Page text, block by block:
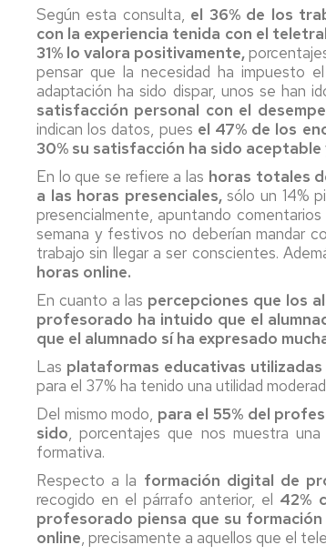
Candidatura
PAS
Funcionario
2019
Candidatura
PAS
2019
Candidatura
PDI
Funcionario
2919
Según esta consulta, el 36% de los
con la experiencia tenida con el
31% lo valora positivamente,
pensar que la necesidad ha impuesto
adaptación ha sido dispar, unos se han
satisfacción personal con el
indican los datos, pues el 47% de los
30% su satisfacción ha sido
En lo que se refiere a las horas totales
a las horas presenciales,sólo un 14%
presencialmente, apuntando
semana y festivos no deberían mandar
trabajo sin llegar a ser conscientes.
horas online.
En cuanto a las percepciones que los
profesorado ha intuido que el
que el alumnado sí ha expresado
Las plataformas educativas utilizadas
para el 37% ha tenido una utilidad
Del mismo modo, para el 55% del
sido, porcentajes que nos muestra
formativa.
Respecto a la formación digital de
recogido en el párrafo anterior, el 42%
profesorado piensa que su
online, precisamente a aquellos que el